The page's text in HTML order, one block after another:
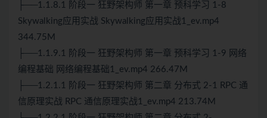
├──1.1.8.1 阶段一 狂野架构师 第一章 预科学习 1-8
Skywalking应用实战 Skywalking应用实战1_ev.mp4
344.75M
├──1.1.9.1 阶段一 狂野架构师 第一章 预科学习 1-9 网络
编程基础 网络编程基础1_ev.mp4 266.47M
├──1.2.1.1 阶段一 狂野架构师 第二章 分布式 2-1 RPC 通
信原理实战 RPC 通信原理实战1_ev.mp4 213.74M